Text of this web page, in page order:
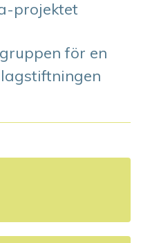
projektet
för en